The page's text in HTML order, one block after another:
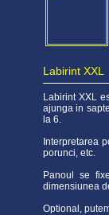
Labirint XXL
Labirint XXL
ajunga in
la 6.
Interpretarea
porunci, etc.
Panoul se
dimensiunea
Optional,